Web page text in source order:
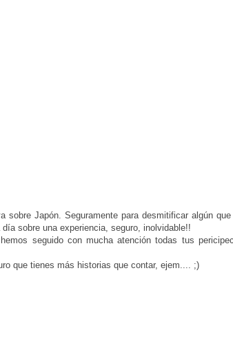
Japón. Seguramente para desmitificar algún que
sobre una experiencia, seguro, inolvidable!!
seguido con mucha atención todas tus
que tienes más historias que contar, ejem.... ;)